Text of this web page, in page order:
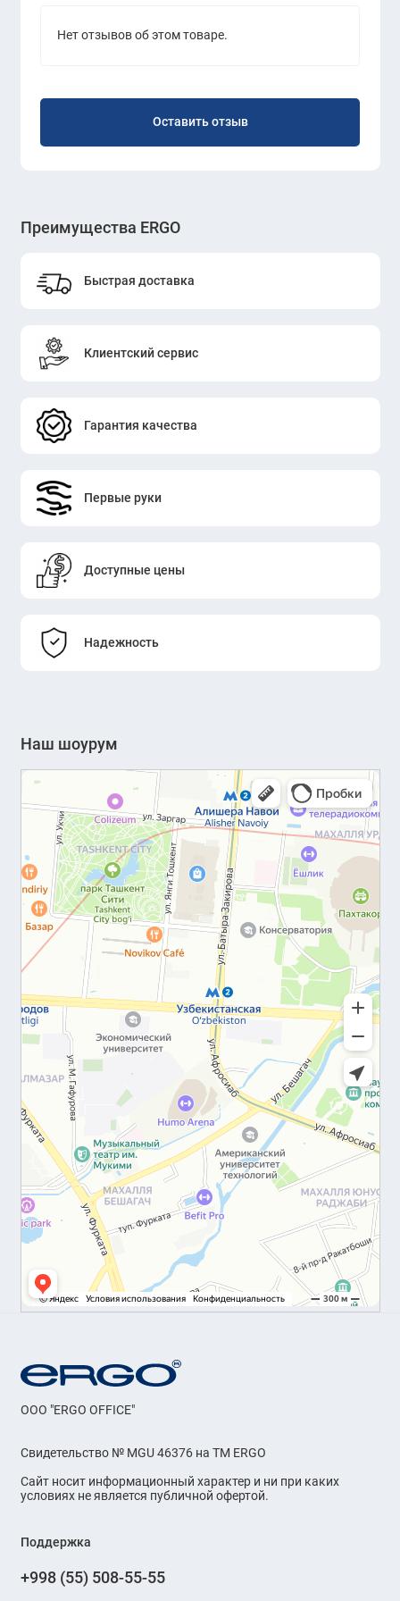
Нет отзывов об этом товаре.
Оставить отзыв
Преимущества ERGO
Быстрая доставка
Клиентский сервис
Гарантия качества
Первые руки
Доступные цены
Надежность
Наш шоурум
OOO "ERGO OFFICE"
Свидетельство № MGU 46376 на ТМ ERGO
Сайт носит информационный характер и ни при каких
условиях не является публичной офертой.
Поддержка
+998 (55) 508-55-55